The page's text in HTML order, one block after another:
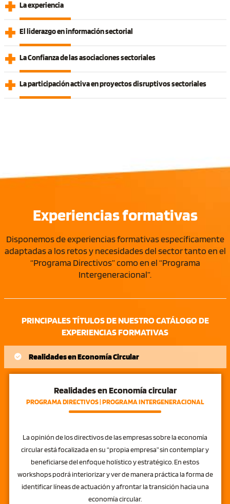
La experiencia
El liderazgo en información sectorial
La Confianza de las asociaciones sectoriales
La participación activa en proyectos disruptivos sectoriales
Experiencias formativas
Disponemos de experiencias formativas específicamente
adaptadas a los retos y necesidades del sector tanto en el
“Programa Directivos” como en el “Programa
Intergeneracional”.
PRINCIPALES TÍTULOS DE NUESTRO CATÁLOGO DE
EXPERIENCIAS FORMATIVAS
Realidades en Economía Circular
Realidades en Economía circular
PROGRAMA DIRECTIVOS | PROGRAMA INTERGENERACIONAL
La opinión de los directivos de las empresas sobre la economía
circular está focalizada en su “propia empresa” sin contemplar y
beneficiarse del enfoque holístico y estratégico. En estos
workshops podrá interiorizar y ver de manera práctica la forma de
identificar líneas de actuación y afrontar la transición hacia una
economía circular.